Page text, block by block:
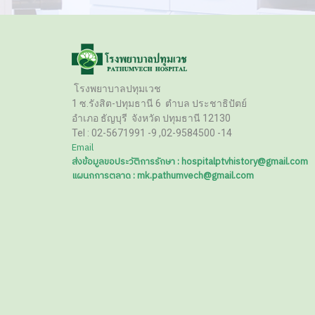
โรงพยาบาลปทุมเวช
1 ซ.รังสิต-ปทุมธานี 6 ตำบล ประชาธิปัตย์
อำเภอ ธัญบุรี จังหวัด ปทุมธานี 12130
Tel : 02-5671991 -9 ,02-9584500 -14
Email
ส่งข้อมูลขอประวัติการรักษา : hospitalptvhistory@gmail.com
แผนกการตลาด : mk.pathumvech@gmail.com